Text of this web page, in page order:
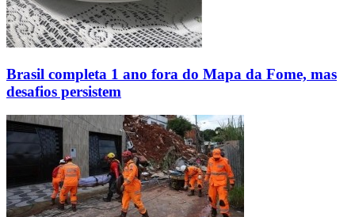
Brasil completa 1 ano fora do Mapa da Fome, mas
desafios persistem